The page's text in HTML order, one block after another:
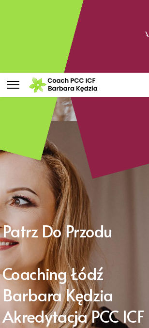
ZOBACZ NAJBLIŻSZE SZKOLENIA
Zobacz najbliższe szkolenia
Patrz Do Przodu
Coaching Łódź
Barbara Kędzia
Akredytacja PCC ICF